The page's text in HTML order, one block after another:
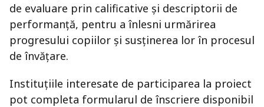
de evaluare prin calificative și descriptorii de
performanță, pentru a înlesni urmărirea
progresului copiilor și susținerea lor în procesul
de învățare.
Instituțiile interesate de participarea la proiect
pot completa formularul de înscriere disponibil